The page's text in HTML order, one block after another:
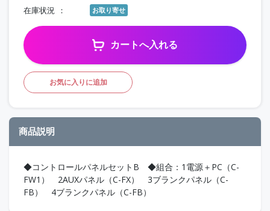
在庫状況 お取り寄せ
カートへ入れる
お気に入りに追加
商品説明
◆コントロールパネルセットB ◆組合：1電源＋PC（C-
FW1） 2AUXパネル（C-FX） 3ブランクパネル（C-
FB） 4ブランクパネル（C-FB）